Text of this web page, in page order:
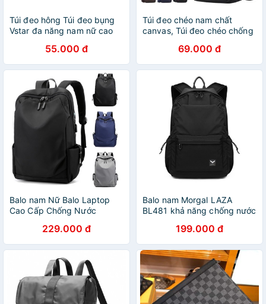
Túi đeo hông Túi đeo bụng
Vstar đa năng nam nữ cao
55.000 đ
Túi đeo chéo nam chất
canvas, Túi đeo chéo chống
Hàn Quốc69.000 đ
Balo nam Nữ Balo Laptop
Cao Cấp Chống Nước
229.000 đ
Balo nam Morgal LAZA
BL481 khả năng chống nước
199.000 đ